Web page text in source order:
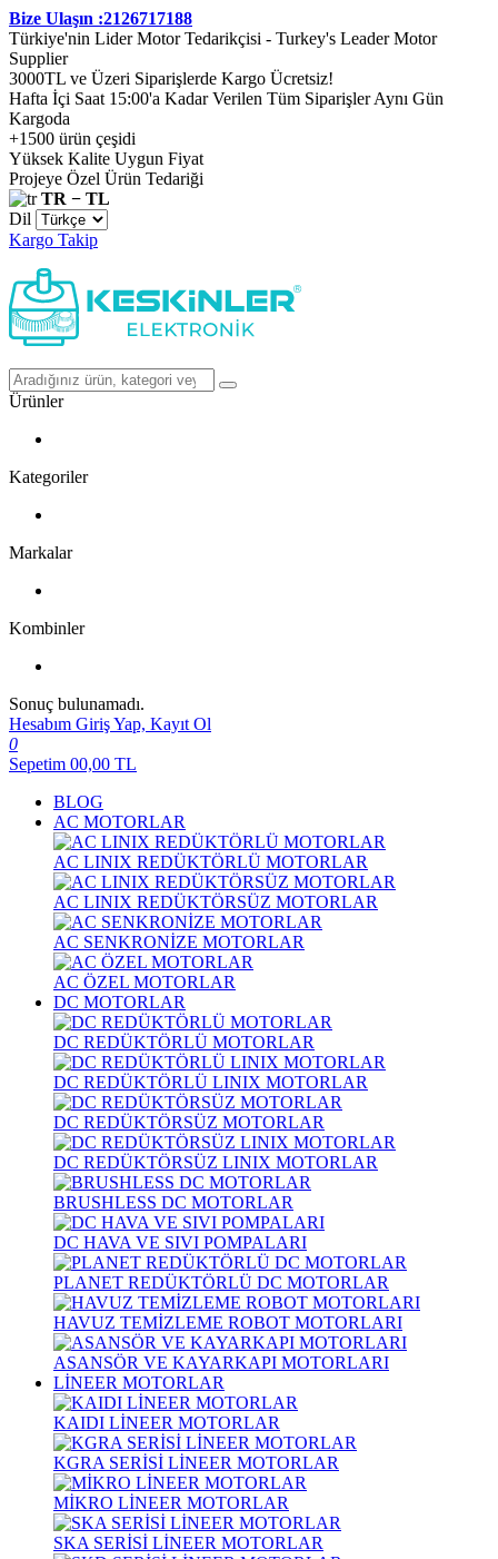
Bize Ulaşın :2126717188
Türkiye'nin Lider Motor Tedarikçisi - Turkey's Leader Motor
Supplier
3000TL ve Üzeri Siparişlerde Kargo Ücretsiz!
Hafta İçi Saat 15:00'a Kadar Verilen Tüm Siparişler Aynı Gün
Kargoda
+1500 ürün çeşidi
Yüksek Kalite Uygun Fiyat
Projeye Özel Ürün Tedariği
TR − TL
Dil
Kargo Takip
Ürünler
Kategoriler
Markalar
Kombinler
Sonuç bulunamadı.
Hesabım Giriş Yap, Kayıt Ol
0
Sepetim 00,00 TL
BLOG
AC MOTORLAR
AC LINIX REDÜKTÖRLÜ MOTORLAR
AC LINIX REDÜKTÖRSÜZ MOTORLAR
AC SENKRONİZE MOTORLAR
AC ÖZEL MOTORLAR
DC MOTORLAR
DC REDÜKTÖRLÜ MOTORLAR
DC REDÜKTÖRLÜ LINIX MOTORLAR
DC REDÜKTÖRSÜZ MOTORLAR
DC REDÜKTÖRSÜZ LINIX MOTORLAR
BRUSHLESS DC MOTORLAR
DC HAVA VE SIVI POMPALARI
PLANET REDÜKTÖRLÜ DC MOTORLAR
HAVUZ TEMİZLEME ROBOT MOTORLARI
ASANSÖR VE KAYARKAPI MOTORLARI
LİNEER MOTORLAR
KAIDI LİNEER MOTORLAR
KGRA SERİSİ LİNEER MOTORLAR
MİKRO LİNEER MOTORLAR
SKA SERİSİ LİNEER MOTORLAR